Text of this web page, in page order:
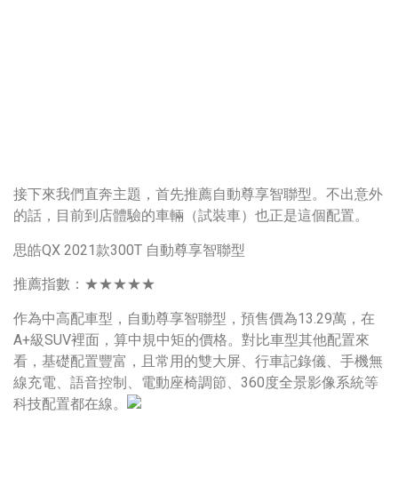
接下來我們直奔主題，首先推薦自動尊享智聯型。不出意外
的話，目前到店體驗的車輛（試裝車）也正是這個配置。
思皓QX 2021款300T 自動尊享智聯型
推薦指數：★★★★★
作為中高配車型，自動尊享智聯型，預售價為13.29萬，在
A+級SUV裡面，算中規中矩的價格。對比車型其他配置來
看，基礎配置豐富，且常用的雙大屏、行車記錄儀、手機無
線充電、語音控制、電動座椅調節、360度全景影像系統等
科技配置都在線。